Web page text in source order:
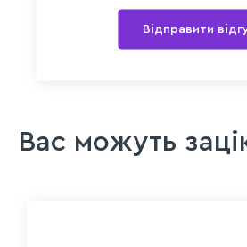
Відправити
Вас можуть